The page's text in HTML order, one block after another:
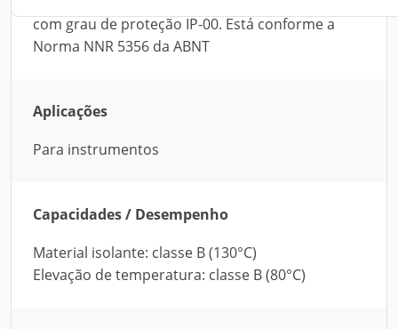
com grau de proteção IP-00. Está conforme a
Norma NNR 5356 da ABNT
Aplicações
Para instrumentos
Capacidades / Desempenho
Material isolante: classe B (130°C)
Elevação de temperatura: classe B (80°C)